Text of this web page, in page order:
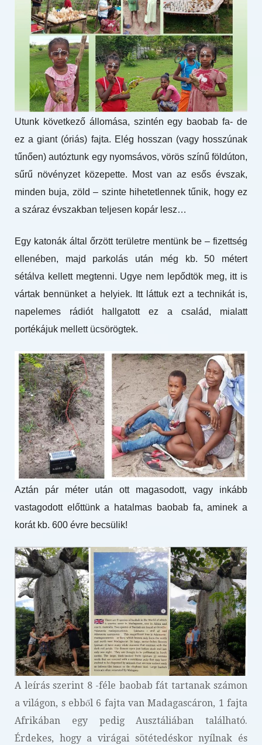
Utunk következő állomása, szintén egy baobab fa- de
ez a giant (óriás) fajta. Elég hosszan (vagy hosszúnak
tűnően) autóztunk egy nyomsávos, vörös színű földúton,
sűrű növényzet közepette. Most van az esős évszak,
minden buja, zöld – szinte hihetetlennek tűnik, hogy ez
a száraz évszakban teljesen kopár lesz…
Egy katonák által őrzött területre mentünk be – fizettség
ellenében, majd parkolás után még kb. 50 métert
sétálva kellett megtenni. Ugye nem lepődtök meg, itt is
vártak bennünket a helyiek. Itt láttuk ezt a technikát is,
napelemes rádiót hallgatott ez a család, mialatt
portékájuk mellett ücsörögtek.
Aztán pár méter után ott magasodott, vagy inkább
vastagodott előttünk a hatalmas baobab fa, aminek a
korát kb. 600 évre becsülik!
A leírás szerint 8 -féle baobab fát tartanak számon
a világon, s ebből 6 fajta van Madagascáron, 1 fajta
Afrikában egy pedig Ausztáliában található.
Érdekes, hogy a virágai sötétedéskor nyílnak és